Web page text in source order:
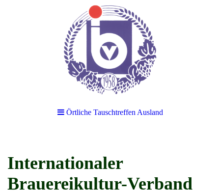
Örtliche Tauschtreffen Ausland
Internationaler
Brauereikultur-Verband